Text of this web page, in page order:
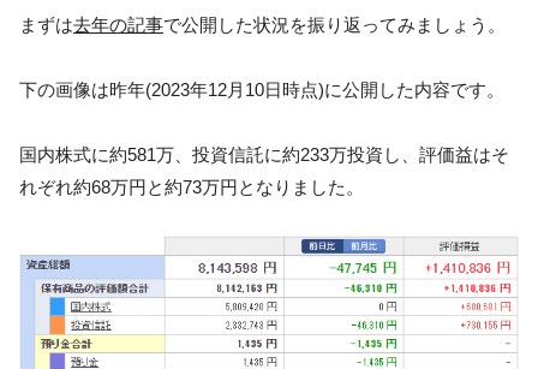
まずは去年の記事で公開した状況を振り返ってみましょう。
下の画像は昨年(2023年12月10日時点)に公開した内容です。
国内株式に約581万、投資信託に約233万投資し、評価益はそ
れぞれ約68万円と約73万円となりました。